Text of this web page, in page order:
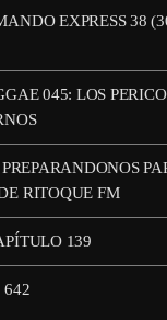
EXPRESS 38
045: LOS
RITOQUE FM
139
642